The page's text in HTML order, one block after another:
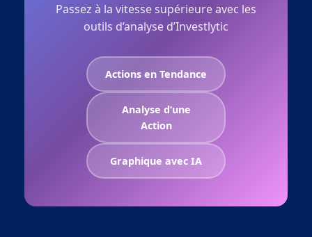
Passez à la vitesse supérieure avec les
outils d’analyse d’Investlytic
Actions en Tendance
Analyse d’une
Action
Graphique avec IA